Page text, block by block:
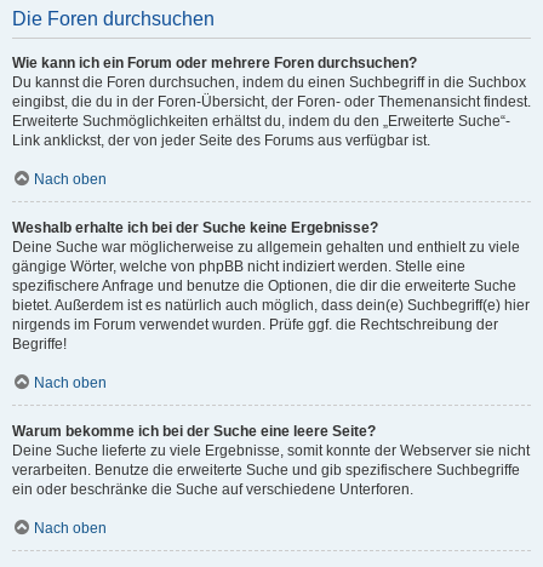
Die Foren durchsuchen
Wie kann ich ein Forum oder mehrere Foren durchsuchen?
Du kannst die Foren durchsuchen, indem du einen Suchbegriff in die Suchbox
eingibst, die du in der Foren-Übersicht, der Foren- oder Themenansicht findest.
Erweiterte Suchmöglichkeiten erhältst du, indem du den „Erweiterte Suche“-
Link anklickst, der von jeder Seite des Forums aus verfügbar ist.
Nach oben
Weshalb erhalte ich bei der Suche keine Ergebnisse?
Deine Suche war möglicherweise zu allgemein gehalten und enthielt zu viele
gängige Wörter, welche von phpBB nicht indiziert werden. Stelle eine
spezifischere Anfrage und benutze die Optionen, die dir die erweiterte Suche
bietet. Außerdem ist es natürlich auch möglich, dass dein(e) Suchbegriff(e) hier
nirgends im Forum verwendet wurden. Prüfe ggf. die Rechtschreibung der
Begriffe!
Nach oben
Warum bekomme ich bei der Suche eine leere Seite?
Deine Suche lieferte zu viele Ergebnisse, somit konnte der Webserver sie nicht
verarbeiten. Benutze die erweiterte Suche und gib spezifischere Suchbegriffe
ein oder beschränke die Suche auf verschiedene Unterforen.
Nach oben